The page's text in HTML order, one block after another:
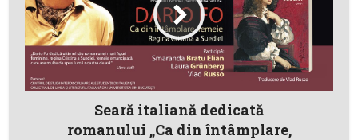
Seară italiană dedicată
romanului „Ca din întâmplare,